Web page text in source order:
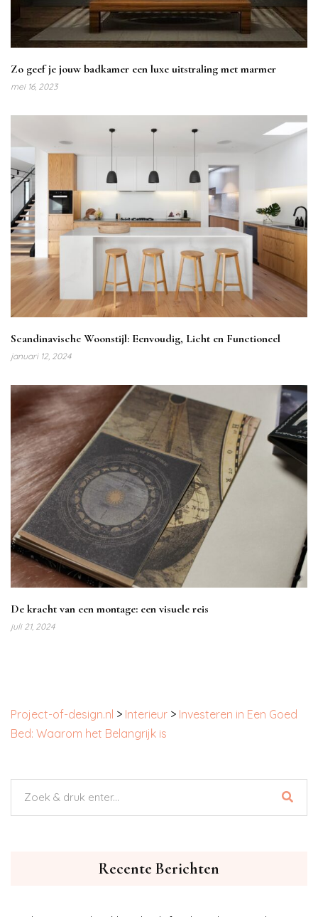
Zo geef je jouw badkamer een luxe uitstraling met marmer
mei 16, 2023
Scandinavische Woonstijl: Eenvoudig, Licht en Functioneel
januari 12, 2024
De kracht van een montage: een visuele reis
juli 21, 2024
Project-of-design.nl > Interieur > Investeren in Een Goed
Bed: Waarom het Belangrijk is
Recente Berichten